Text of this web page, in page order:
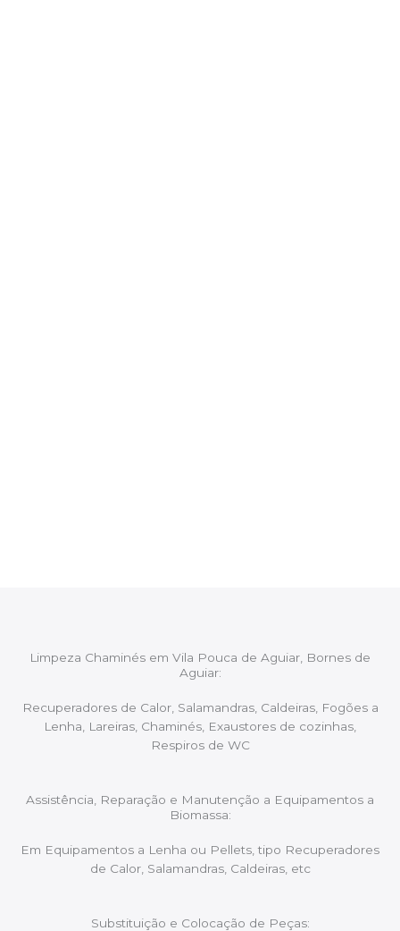
Limpeza Chaminés em Vila Pouca de Aguiar, Bornes de
Aguiar:
Recuperadores de Calor, Salamandras, Caldeiras, Fogões a
Lenha, Lareiras, Chaminés, Exaustores de cozinhas,
Respiros de WC
Assistência, Reparação e Manutenção a Equipamentos a
Biomassa:
Em Equipamentos a Lenha ou Pellets, tipo Recuperadores
de Calor, Salamandras, Caldeiras, etc
Substituição e Colocação de Peças: